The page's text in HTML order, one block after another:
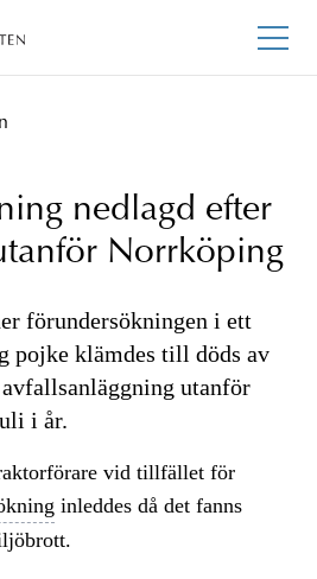
nedlagd efter
Norrköping
förundersökningen i ett
pojke klämdes till döds av
utanför
i år.
vid tillfället för
inleddes då det fanns